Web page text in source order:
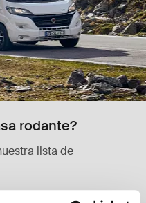
rodante?
lista de